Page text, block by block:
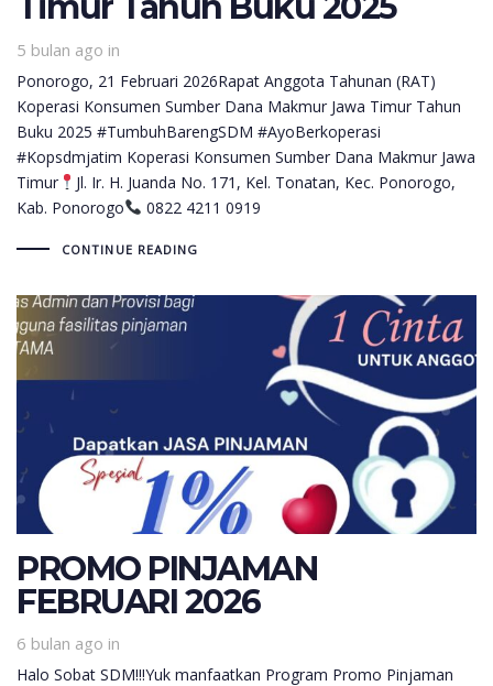
5 bulan ago in
Ponorogo, 21 Februari 2026Rapat Anggota Tahunan (RAT)
Koperasi Konsumen Sumber Dana Makmur Jawa Timur Tahun
Buku 2025 #TumbuhBarengSDM #AyoBerkoperasi
#Kopsdmjatim Koperasi Konsumen Sumber Dana Makmur Jawa
Timur
Jl. Ir. H. Juanda No. 171, Kel. Tonatan, Kec. Ponorogo,
Kab. Ponorogo
0822 4211 0919
CONTINUE READING
PROMO PINJAMAN
FEBRUARI 2026
6 bulan ago in
Halo Sobat SDM!!!Yuk manfaatkan Program Promo Pinjaman